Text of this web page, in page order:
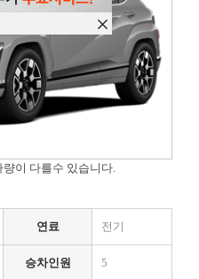
이 다를수 있습니다.
연료 전기
승차인원 5